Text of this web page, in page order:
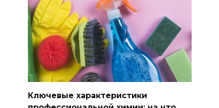
Ключевые характеристики